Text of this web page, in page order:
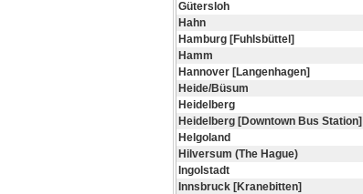
Gütersloh
Hahn
Hamburg [Fuhlsbüttel]
Hamm
Hannover [Langenhagen]
Heide/Büsum
Heidelberg
Heidelberg [Downtown Bus Station]
Helgoland
Hilversum (The Hague)
Ingolstadt
Innsbruck [Kranebitten]